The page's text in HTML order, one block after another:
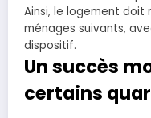
Ainsi, le logement doit
ménages suivants,
dispositif.
Un succès
certains